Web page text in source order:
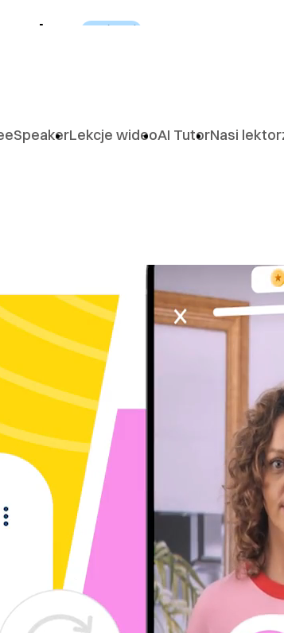
Lekcje wideoAI TutorNasi
mówić